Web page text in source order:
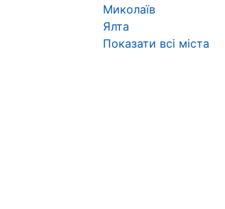
Миколаїв
Ялта
Показати всі міста